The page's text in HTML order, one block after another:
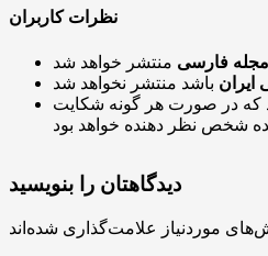
نظرات کاربران
مجله فارسی
ایران
که در صورت هر گونه شکایت
دیدگاهتان را بنویسید